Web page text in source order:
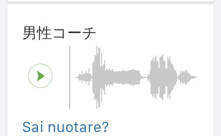
男性コーチ
Sai nuotare?